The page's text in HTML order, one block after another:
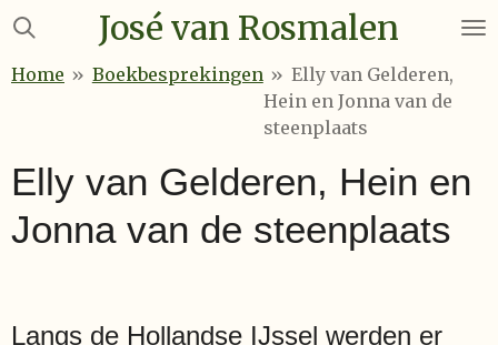
Ga
naar
José van Rosmalen
Home » Boekbesprekingen » Elly van Gelderen,
Hein en Jonna van de
steenplaats
Elly van Gelderen, Hein en
Jonna van de steenplaats
Langs de Hollandse IJssel werden er